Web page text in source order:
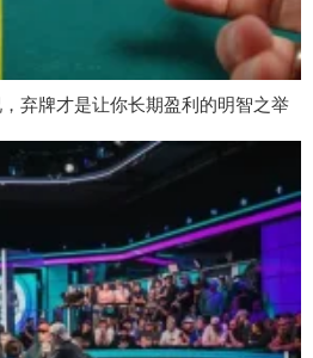
，弃牌才是让你长期盈利的明智之举